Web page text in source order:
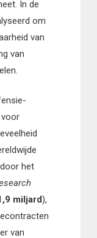
In de
om
van
van
het
miljard),
van